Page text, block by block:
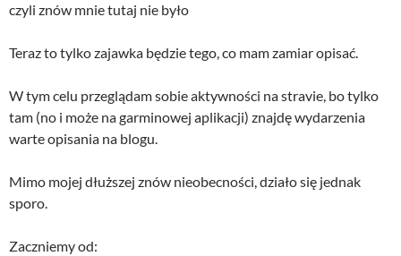
czyli znów mnie tutaj nie było
Teraz to tylko zajawka będzie tego, co mam zamiar opisać.
W tym celu przeglądam sobie aktywności na stravie, bo tylko
tam (no i może na garminowej aplikacji) znajdę wydarzenia
warte opisania na blogu.
Mimo mojej dłuższej znów nieobecności, działo się jednak
sporo.
Zaczniemy od: